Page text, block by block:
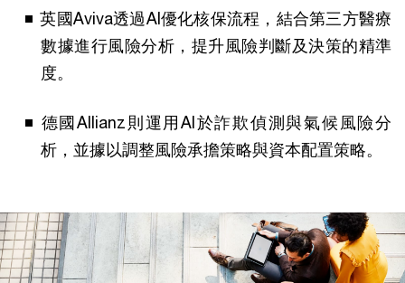
英國Aviva透過AI優化核保流程，結合第三方醫療
數據進行風險分析，提升風險判斷及決策的精準
度。
德國Allianz則運用AI於詐欺偵測與氣候風險分
析，並據以調整風險承擔策略與資本配置策略。